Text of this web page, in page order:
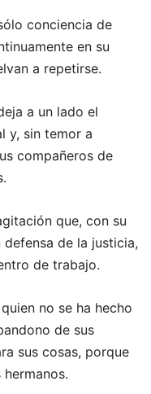
conciencia de
en su
a repetirse.
a un lado el
y, sin temor a
compañeros de
que, con su
de la justicia,
de trabajo.
no se ha hecho
de sus
sus cosas, porque